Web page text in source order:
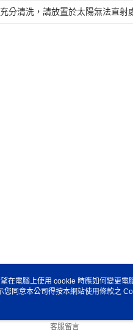
分清洗，請放置於太陽無法直射
客服資訊
客服留言
在電腦上使用 cookie 時應如何變更電
您同意本公司得按本網站使用條款之